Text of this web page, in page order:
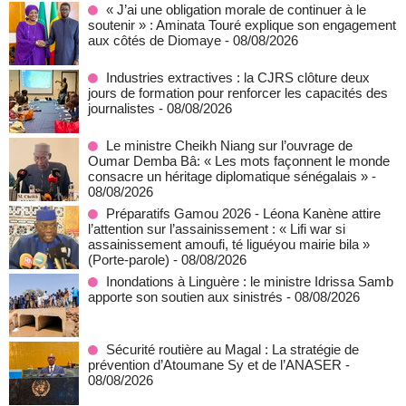
« J’ai une obligation morale de continuer à le
soutenir » : Aminata Touré explique son engagement
aux côtés de Diomaye - 08/08/2026
Industries extractives : la CJRS clôture deux
jours de formation pour renforcer les capacités des
journalistes - 08/08/2026
Le ministre Cheikh Niang sur l’ouvrage de
Oumar Demba Bâ: « Les mots façonnent le monde
consacre un héritage diplomatique sénégalais » -
08/08/2026
Préparatifs Gamou 2026 - Léona Kanène attire
l’attention sur l’assainissement : « Lifi war si
assainissement amoufi, té liguéyou mairie bila »
(Porte-parole) - 08/08/2026
Inondations à Linguère : le ministre Idrissa Samb
apporte son soutien aux sinistrés - 08/08/2026
Sécurité routière au Magal : La stratégie de
prévention d’Atoumane Sy et de l’ANASER -
08/08/2026